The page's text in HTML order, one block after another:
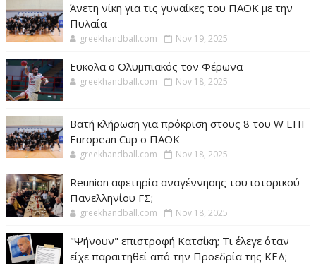
Άνετη νίκη για τις γυναίκες του ΠΑΟΚ με την
Πυλαία
greekhandball.com Nov 19, 2025
Ευκολα ο Ολυμπιακός τον Φέρωνα
greekhandball.com Nov 18, 2025
Βατή κλήρωση για πρόκριση στους 8 του W EHF
European Cup ο ΠΑΟΚ
greekhandball.com Nov 18, 2025
Reunion αφετηρία αναγέννησης του ιστορικού
Πανελληνίου ΓΣ;
greekhandball.com Nov 18, 2025
"Ψήνουν" επιστροφή Κατσίκη; Τι έλεγε όταν
είχε παραιτηθεί από την Προεδρία της ΚΕΔ;